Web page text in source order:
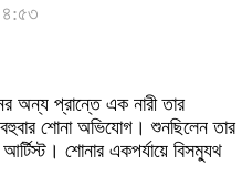
অন্য প্রান্তে এক নারী তার
শোনা অভিযোগ। শুনছিলেন তার
শোনার একপর্যায়ে বিসম্যুথ